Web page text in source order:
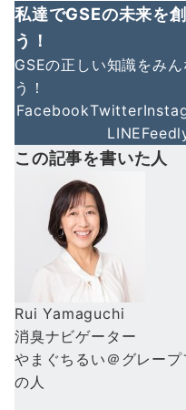
私達でGSEの未来を
う！
GSEの正しい知識をみん
う！
FacebookTwitter
LINE
この記事を書いた人
Rui Yamaguchi
消臭ナビゲーター
やまぐちるい＠グレー
の人